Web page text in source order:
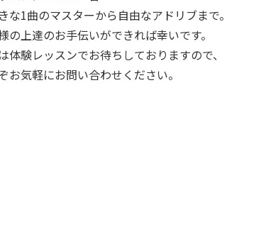
な1曲のマスターから自由なアドリブまで。
の上達のお手伝いができれば幸いです。
体験レッスンでお待ちしておりますので、
お気軽にお問い合わせください。